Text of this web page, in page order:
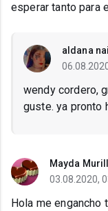
esperar tanto para
aldana
wendy cordero,
guste. ya pronto
Mayda
03.08.2020,
Hola me